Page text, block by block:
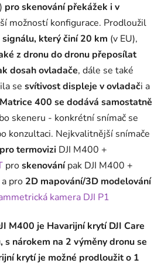
pro skenování překážek i v
možností konfigurace. Prodloužil
který činí 20 km (v EU),
z dronu do dronu přeposílat
dosah ovladače, dále se také
se svítivost displeje v ovladači a
400 se dodává samostatně
skeneru - konkrétní snímač se
konzultaci. Nejkvalitnější snímače
pro termovizi DJI M400 +
proskenovánípak DJI M400 +
a pro 2D mapování/3D modelování
kamera DJI P1
M400 je Havarijní krytí DJI Care
nárokem na 2 výměny dronu se
krytí je možné prodloužit o 1